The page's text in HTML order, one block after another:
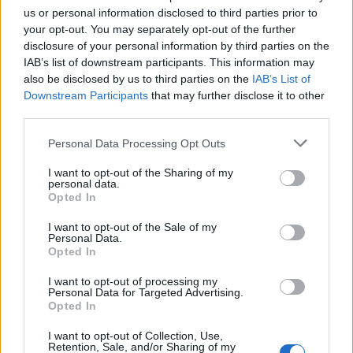
us or personal information disclosed to third parties prior to
your opt-out. You may separately opt-out of the further
disclosure of your personal information by third parties on the
IAB’s list of downstream participants. This information may
also be disclosed by us to third parties on the IAB’s List of
Downstream Participants that may further disclose it to other
Personal Data Processing Opt Outs
I want to opt-out of the Sharing of my
personal data.
Opted In
I want to opt-out of the Sale of my
Personal Data.
Opted In
I want to opt-out of processing my
Personal Data for Targeted Advertising.
Opted In
I want to opt-out of Collection, Use,
Retention, Sale, and/or Sharing of my
Sinani: LDK-ja nuk
bashkëqeveris me Kurtin
pa një marrëveshje të
plotë
Imeri pas takimit
Zelensky–Vuçiq:
Presidenti ukrainas iu
afrua “hijes së Putinit” në
Ballkan
Bushati: Zelenskyy duhej
mirënjohje ndaj Kosovës
për përkrahjen e Ukrainës
hyrje në Kosovë